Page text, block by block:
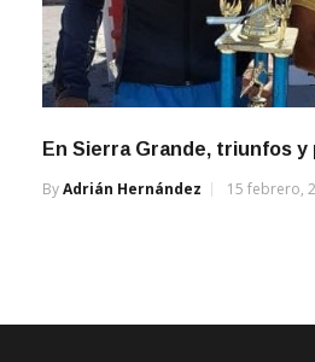
En Sierra Grande, triunfos
ByAdrián Hernández 15 febrero,